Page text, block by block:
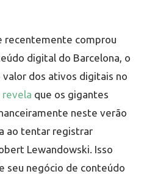
recentemente comprou
digital do Barcelona, o
valor dos ativos digitais no
revela que os gigantes
neste verão
ao tentar registrar
Lewandowski. Isso
seu negócio de conteúdo